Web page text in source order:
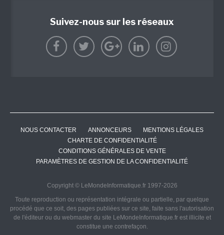
Suivez-nous sur les réseaux
NOUS CONTACTER ANNONCEURS
MENTIONS LÉGALES
CHARTE DE CONFIDENTIALITÉ
CONDITIONS GÉNÉRALES DE VENTE
PARAMÈTRES DE GESTION DE LA CONFIDENTIALITÉ
Copyright © LeMondeInformatique.fr 1997-2026
Toute reproduction ou représentation intégrale ou partielle, par quelque
procédé que ce soit, des pages publiées sur ce site, faite sans l'autorisation
de l'éditeur ou du webmaster du site LeMondeInformatique.fr est illicite et
constitue une contrefaçon.